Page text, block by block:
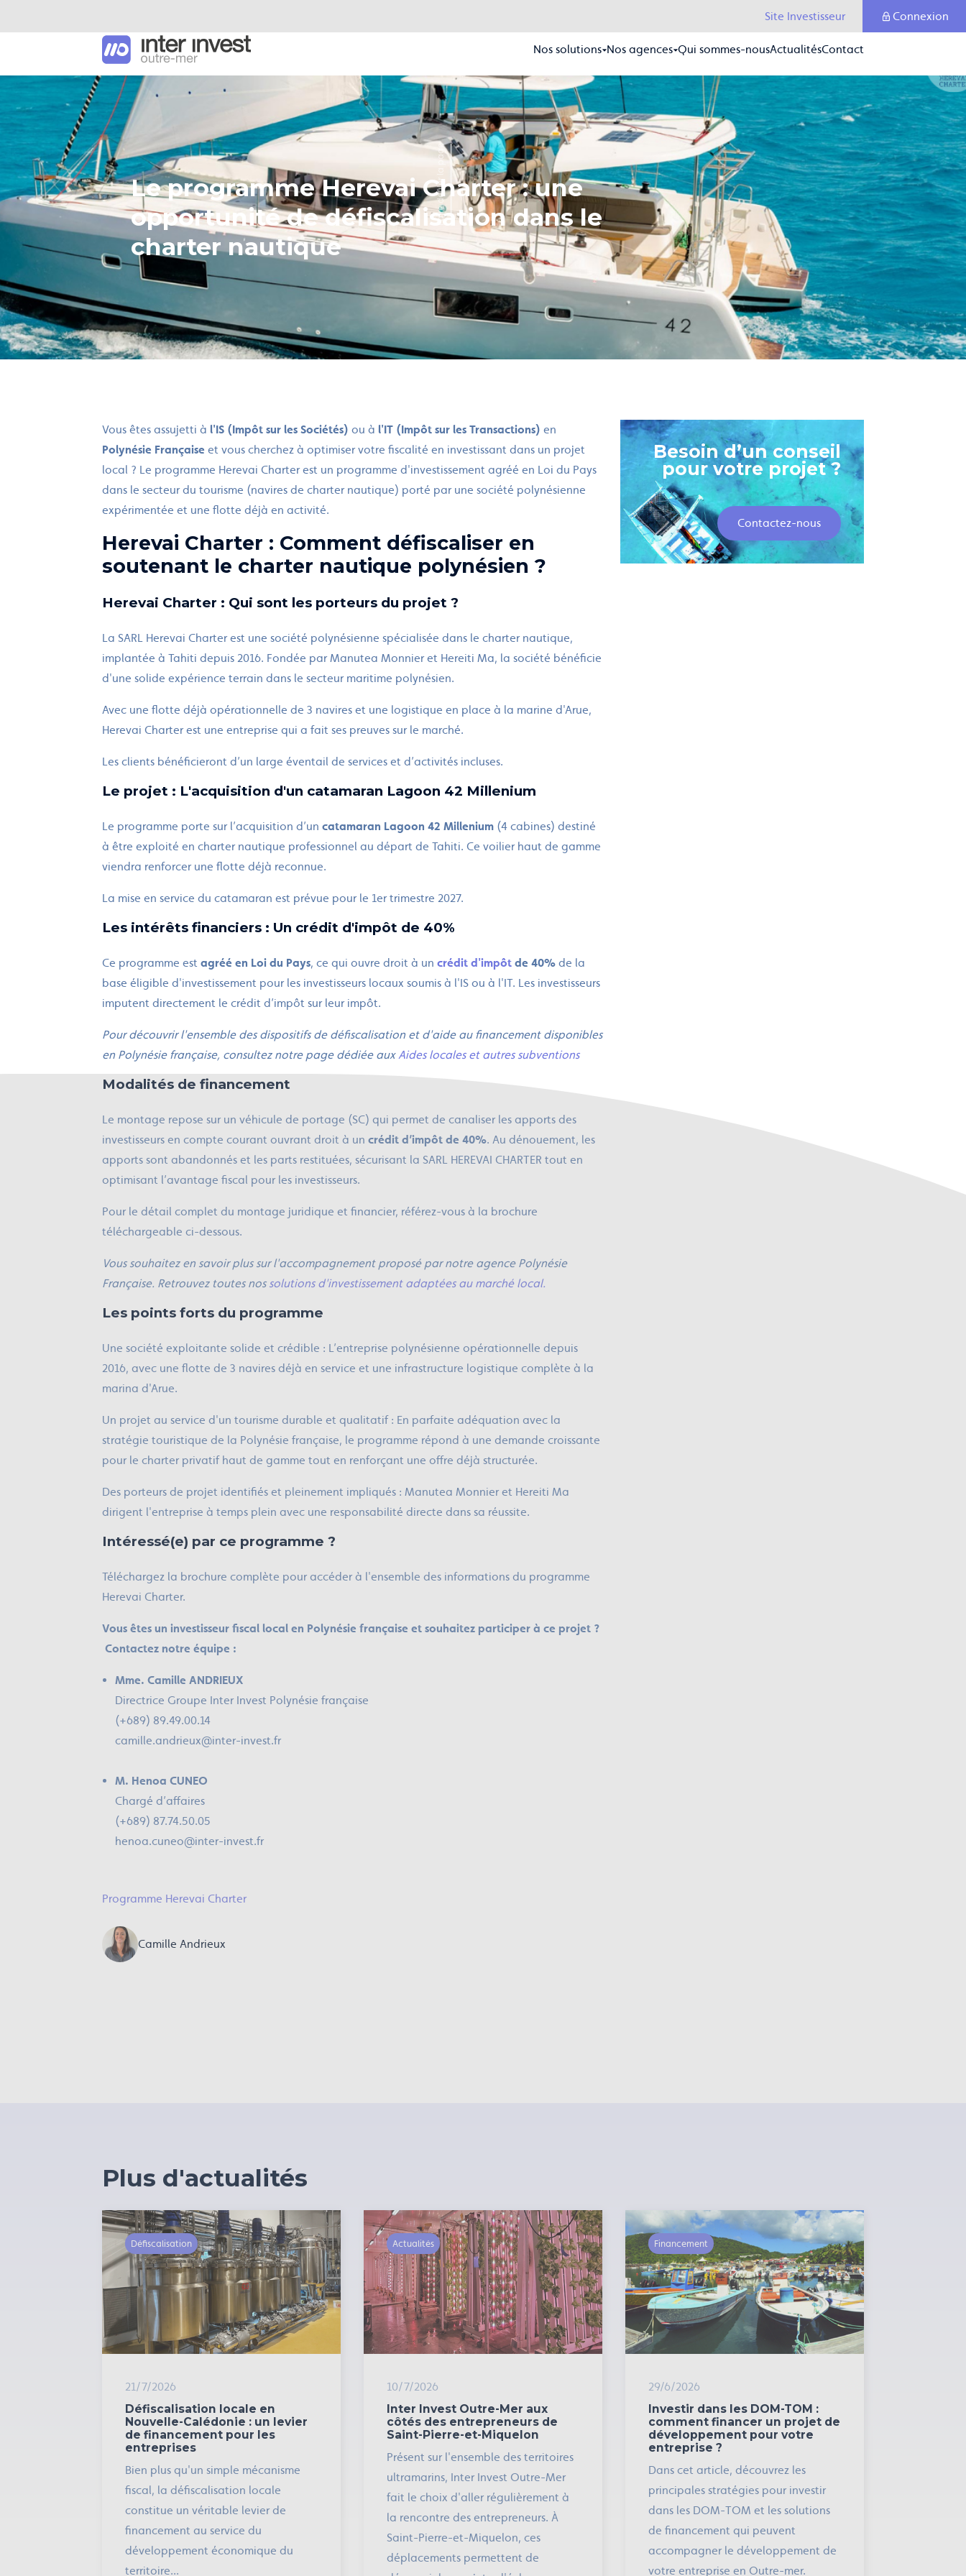
Site Investisseur Connexion
Nos solutions Nos agences Qui sommes-nousActualitésContact
Le programme Herevai Charter : une
opportunité de défiscalisation dans le
charter nautique
Faire défiler la page
Vous êtes assujetti à l'IS (Impôt sur les Sociétés) ou à l'IT (Impôt sur les Transactions) en
Polynésie Française et vous cherchez à optimiser votre fiscalité en investissant dans un projet
local ? Le programme Herevai Charter est un programme d'investissement agréé en Loi du Pays
dans le secteur du tourisme (navires de charter nautique) porté par une société polynésienne
expérimentée et une flotte déjà en activité.
Herevai Charter : Comment défiscaliser en
soutenant le charter nautique polynésien ?
Herevai Charter : Qui sont les porteurs du projet ?
La SARL Herevai Charter est une société polynésienne spécialisée dans le charter nautique,
implantée à Tahiti depuis 2016. Fondée par Manutea Monnier et Hereiti Ma, la société bénéficie
d'une solide expérience terrain dans le secteur maritime polynésien.
Avec une flotte déjà opérationnelle de 3 navires et une logistique en place à la marine d'Arue,
Herevai Charter est une entreprise qui a fait ses preuves sur le marché.
Les clients bénéficieront d’un large éventail de services et d’activités incluses.
Le projet : L'acquisition d'un catamaran Lagoon 42 Millenium
Le programme porte sur l’acquisition d’un catamaran Lagoon 42 Millenium (4 cabines) destiné
à être exploité en charter nautique professionnel au départ de Tahiti. Ce voilier haut de gamme
viendra renforcer une flotte déjà reconnue.
La mise en service du catamaran est prévue pour le 1er trimestre 2027.
Les intérêts financiers : Un crédit d'impôt de 40%
Ce programme est agréé en Loi du Pays, ce qui ouvre droit à un crédit d'impôt de 40% de la
base éligible d'investissement pour les investisseurs locaux soumis à l'IS ou à l'IT. Les investisseurs
imputent directement le crédit d’impôt sur leur impôt.
Pour découvrir l'ensemble des dispositifs de défiscalisation et d'aide au financement disponibles
en Polynésie française, consultez notre page dédiée auxAides locales et autres subventions
Modalités de financement
Le montage repose sur un véhicule de portage (SC) qui permet de canaliser les apports des
investisseurs en compte courant ouvrant droit à un crédit d’impôt de 40%. Au dénouement, les
apports sont abandonnés et les parts restituées, sécurisant la SARL HEREVAI CHARTER tout en
optimisant l’avantage fiscal pour les investisseurs.
Pour le détail complet du montage juridique et financier, référez-vous à la brochure
téléchargeable ci-dessous.
Vous souhaitez en savoir plus sur l'accompagnement proposé par notre agence Polynésie
Française. Retrouvez toutes nos solutions d'investissement adaptées au marché local.
Les points forts du programme
Une société exploitante solide et crédible : L’entreprise polynésienne opérationnelle depuis
2016, avec une flotte de 3 navires déjà en service et une infrastructure logistique complète à la
marina d'Arue.
Un projet au service d'un tourisme durable et qualitatif : En parfaite adéquation avec la
stratégie touristique de la Polynésie française, le programme répond à une demande croissante
pour le charter privatif haut de gamme tout en renforçant une offre déjà structurée.
Des porteurs de projet identifiés et pleinement impliqués : Manutea Monnier et Hereiti Ma
dirigent l'entreprise à temps plein avec une responsabilité directe dans sa réussite.
Intéressé(e) par ce programme ?
Téléchargez la brochure complète pour accéder à l'ensemble des informations du programme
Herevai Charter.
Vous êtes un investisseur fiscal local en Polynésie française et souhaitez participer à ce projet ?
Contactez notre équipe :
Mme. Camille ANDRIEUX
Directrice Groupe Inter Invest Polynésie française
(+689) 89.49.00.14
camille.andrieux@inter-invest.fr
M. Henoa CUNEO
Chargé d’affaires
(+689) 87.74.50.05
henoa.cuneo@inter-invest.fr
Programme Herevai Charter
Camille Andrieux
Besoin d’un conseil
pour votre projet ?
Contactez-nous
Plus d'actualités
Défiscalisation
21/7/2026
Défiscalisation locale en
Nouvelle-Calédonie : un levier
de financement pour les
entreprises
Bien plus qu'un simple mécanisme
fiscal, la défiscalisation locale
constitue un véritable levier de
financement au service du
développement économique du
territoire...
Actualités
10/7/2026
Inter Invest Outre-Mer aux
côtés des entrepreneurs de
Saint-Pierre-et-Miquelon
Présent sur l'ensemble des territoires
ultramarins, Inter Invest Outre-Mer
fait le choix d'aller régulièrement à
la rencontre des entrepreneurs. À
Saint-Pierre-et-Miquelon, ces
déplacements permettent de
Financement
29/6/2026
Investir dans les DOM-TOM :
comment financer un projet de
développement pour votre
entreprise ?
Dans cet article, découvrez les
principales stratégies pour investir
dans les DOM-TOM et les solutions
de financement qui peuvent
accompagner le développement de
votre entreprise en Outre-mer.